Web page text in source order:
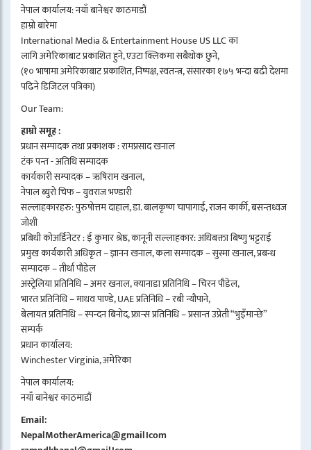
नेपाल कार्यालय: नयाँ बानेश्वर काठमाडौं
हाम्रो बारेमा
International Media & Entertainment House US LLC का
लागि अमेरिकाबाट प्रकाशित हुने, एउटा क्लिकमा सबैथोक छुने,
(१० भाषामा अमेरिकाबाट प्रकाशित, निष्पक्ष, स्वतन्त्र, संसारका १७५ भन्दा बढी देशमा
पढिने डिजिटल पत्रिका)
Our Team:
हाम्रो समूह :
प्रधान सम्पादक तथा प्रकाशक : रामप्रसाद खनाल
टंक पन्त - अतिथि सम्पादक
कार्यकारी सम्पादक – ऋषिराम खनाल,
नेपाल ब्युरो चिफ – युवराज भण्डारी
सल्लाहकारहरु: पुरुषोत्तम दाहाल, डा. बालकृष्ण चापागाईं, राजन कार्की, बसन्तध्वज
जोशी
प्रबिधी कोअर्डिनेटर : ई कुमार श्रेष्ठ, कानूनी सल्लाहकार: अधिबक्ता बिष्णु भट्टराई
प्रमुख कार्यकारी अधिकृत – ज्ञानन खनाल, कला सम्पादक – सुस्मा खनाल, प्रबन्ध
सम्पादक – तीर्था पौडेल
अस्ट्रेलिया प्रतिनिधि – अमर खनाल, क्यानाडा प्रतिनिधि – चिरन पौडेल,
भारत प्रतिनिधि – माधव पाण्डे, UAE प्रतिनिधि – रबी न्यौपाने,
बेलायत प्रतिनिधि – स्पन्दन बिनोद, फ्रान्स प्रतिनिधि – प्रसान्त उप्रेती “भुइँमान्छे”
सम्पर्क
प्रधान कार्यालय:
Winchester Virginia, अमेरिका
नेपाल कार्यालय:
नयाँ बानेश्वर काठमाडौं
Email:
NepalMotherAmerica@gmail।com